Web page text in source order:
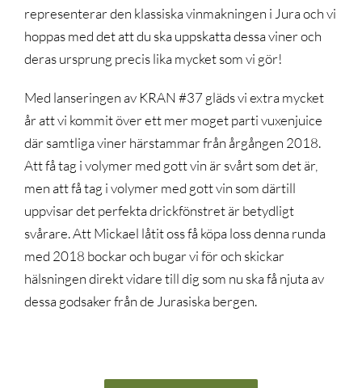
representerar den klassiska vinmakningen i Jura och vi
hoppas med det att du ska uppskatta dessa viner och
deras ursprung precis lika mycket som vi gör!
Med lanseringen av KRAN #37 gläds vi extra mycket
år att vi kommit över ett mer moget parti vuxenjuice
där samtliga viner härstammar från årgången 2018.
Att få tag i volymer med gott vin är svårt som det är,
men att få tag i volymer med gott vin som därtill
uppvisar det perfekta drickfönstret är betydligt
svårare. Att Mickael låtit oss få köpa loss denna runda
med 2018 bockar och bugar vi för och skickar
hälsningen direkt vidare till dig som nu ska få njuta av
dessa godsaker från de Jurasiska bergen.